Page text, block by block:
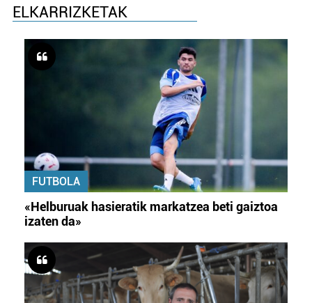
ELKARRIZKETAK
FUTBOLA
«Helburuak hasieratik markatzea beti gaiztoa
izaten da»